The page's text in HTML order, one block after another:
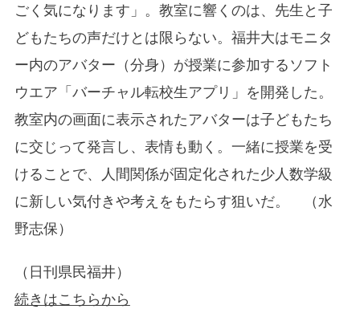
ごく気になります」。教室に響くのは、先生と子
どもたちの声だけとは限らない。福井大はモニタ
ー内のアバター（分身）が授業に参加するソフト
ウエア「バーチャル転校生アプリ」を開発した。
教室内の画面に表示されたアバターは子どもたち
に交じって発言し、表情も動く。一緒に授業を受
けることで、人間関係が固定化された少人数学級
に新しい気付きや考えをもたらす狙いだ。 （水
野志保）
（日刊県民福井）
続きはこちらから